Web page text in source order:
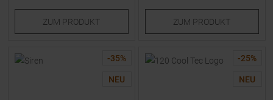
ZUM PRODUKT ZUM PRODUKT
-35%
NEU
-25%
NEU